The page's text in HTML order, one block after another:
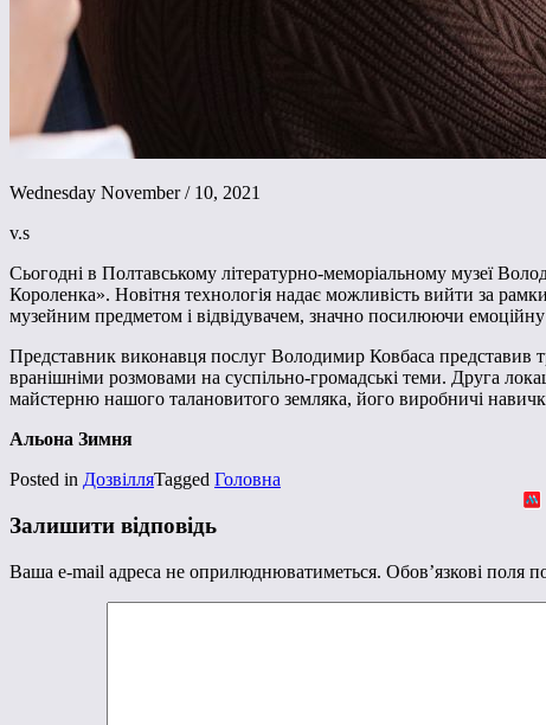
Wednesday November / 10, 2021
v.s
Сьогодні в Полтавському літературно-меморіальному музеї
Короленка». Новітня технологія надає можливість вийти за
музейним предметом і відвідувачем, значно посилюючи емоційну
Представник виконавця послуг Володимир Ковбаса представив
вранішніми розмовами на суспільно-громадські теми. Друга
майстерню нашого талановитого земляка, його виробничі
Альона Зимня
Posted in ДозвілляTagged Головна
Залишити відповідь
Ваша e-mail адреса не оприлюднюватиметься. Обов’язкові поля